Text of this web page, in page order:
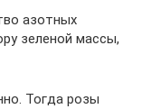
азотных
зеленой массы,
Тогда розы